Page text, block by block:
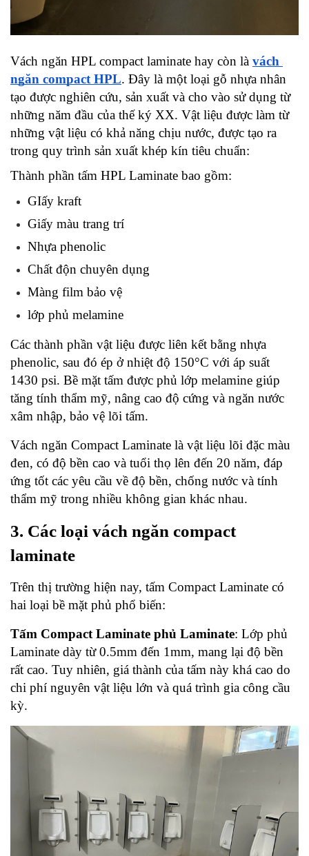
Vách ngăn HPL compact laminate hay còn là vách
ngăn compact HPL. Đây là một loại gỗ nhựa nhân
tạo được nghiên cứu, sản xuất và cho vào sử dụng từ
những năm đầu của thế ký XX. Vật liệu được làm từ
những vật liệu có khả năng chịu nước, được tạo ra
trong quy trình sản xuất khép kín tiêu chuẩn:
Thành phần tấm HPL Laminate bao gồm:
GIấy kraft
Giấy màu trang trí
Nhựa phenolic
Chất độn chuyên dụng
Màng film bảo vệ
lớp phủ melamine
Các thành phần vật liệu được liên kết bằng nhựa
phenolic, sau đó ép ở nhiệt độ 150°C với áp suất
1430 psi. Bề mặt tấm được phủ lớp melamine giúp
tăng tính thẩm mỹ, nâng cao độ cứng và ngăn nước
xâm nhập, bảo vệ lõi tấm.
Vách ngăn Compact Laminate là vật liệu lõi đặc màu
đen, có độ bền cao và tuổi thọ lên đến 20 năm, đáp
ứng tốt các yêu cầu về độ bền, chống nước và tính
thẩm mỹ trong nhiều không gian khác nhau.
3. Các loại vách ngăn compact
laminate
Trên thị trường hiện nay, tấm Compact Laminate có
hai loại bề mặt phủ phổ biến:
Tấm Compact Laminate phủ Laminate: Lớp phủ
Laminate dày từ 0.5mm đến 1mm, mang lại độ bền
rất cao. Tuy nhiên, giá thành của tấm này khá cao do
chi phí nguyên vật liệu lớn và quá trình gia công cầu
kỳ.